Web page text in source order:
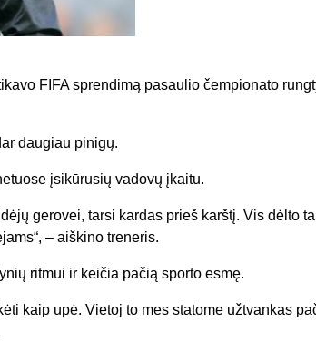
FIFA sprendimą pasaulio čempionato
daugiau pinigų.
įsikūrusių vadovų įkaitu.
gerovei, tarsi kardas prieš karštį. Vis dėlto
– aiškino treneris.
ritmui ir keičia pačią sporto esmę.
kaip upė. Vietoj to mes statome užtvankas